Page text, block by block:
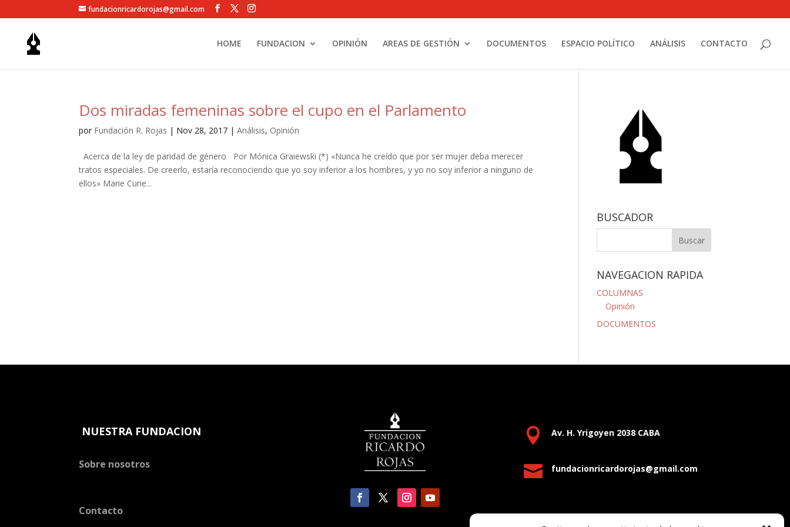
fundacionricardorojas@gmail.com
HOME FUNDACION OPINIÓN AREAS DE GESTIÓN DOCUMENTOS ESPACIO POLÍTICO ANÁLISIS CONTACTO
Dos miradas femeninas sobre el cupo en el Parlamento
por Fundación R. Rojas | Nov 28, 2017 |Análisis, Opinión
Acerca de la ley de paridad de género Por Mónica Graiewski (*) «Nunca he creído que por ser mujer deba merecer
tratos especiales. De creerlo, estaría reconociendo que yo soy inferior a los hombres, y yo no soy inferior a ninguno de
ellos» Marie Curie...
BUSCADOR
NAVEGACION RAPIDA
COLUMNAS
Opinión
DOCUMENTOS
NUESTRA FUNDACION
Sobre nosotros
Contacto
 Av. H. Yrigoyen 2038 CABA
 fundacionricardorojas@gmail.com